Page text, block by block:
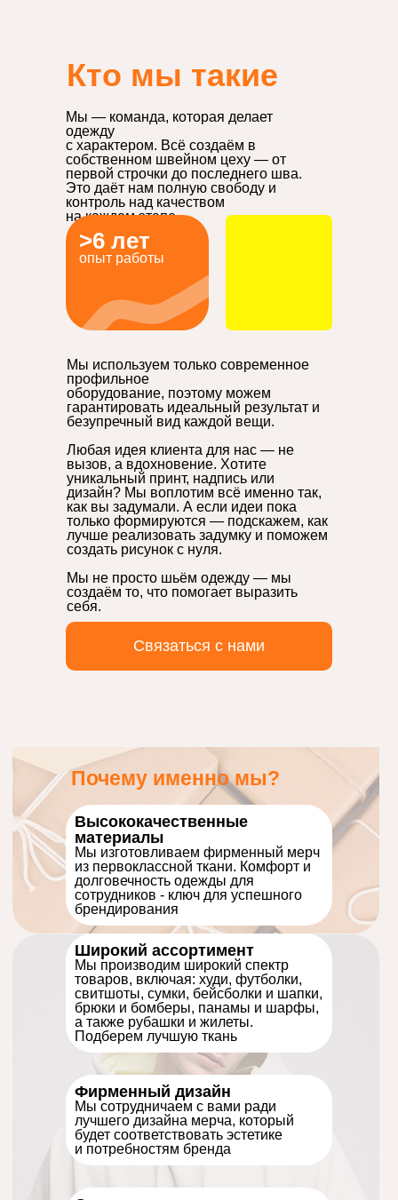
Кто мы такие
Мы — команда, которая делает
одежду
с характером. Всё создаём в
собственном швейном цеху — от
первой строчки до последнего шва.
Это даёт нам полную свободу и
контроль над качеством
на каждом этапе.
>6 лет
опыт работы
Связаться с нами
Мы используем только современное
профильное
оборудование, поэтому можем
гарантировать идеальный результат и
безупречный вид каждой вещи.
Любая идея клиента для нас — не
вызов, а вдохновение. Хотите
уникальный принт, надпись или
дизайн? Мы воплотим всё именно так,
как вы задумали. А если идеи пока
только формируются — подскажем, как
лучше реализовать задумку и поможем
создать рисунок с нуля.
Мы не просто шьём одежду — мы
создаём то, что помогает выразить
себя.
Почему именно мы?
Фирменный дизайн
Мы сотрудничаем с вами ради
лучшего дизайна мерча, который
будет соответствовать эстетике
и потребностям бренда
Широкий ассортимент
Мы производим широкий спектр
товаров, включая: худи, футболки,
свитшоты, сумки, бейсболки и шапки,
брюки и бомберы, панамы и шарфы,
а также рубашки и жилеты.
Подберем лучшую ткань
Высококачественные
материалы
Мы изготовливаем фирменный мерч
из первоклассной ткани. Комфорт и
долговечность одежды для
сотрудников - ключ для успешного
брендирования